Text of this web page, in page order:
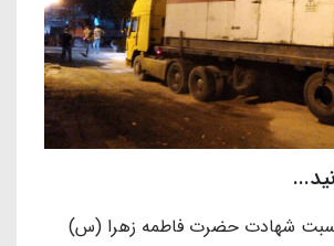
شهادت حضرت فاطمه زهرا (س)